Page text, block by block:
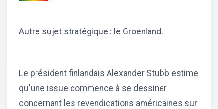
Autre sujet stratégique : le Groenland.
Le président finlandais Alexander Stubb estime
qu'une issue commence à se dessiner
concernant les revendications américaines sur